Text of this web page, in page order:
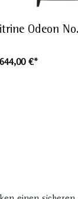
Odeon
€*